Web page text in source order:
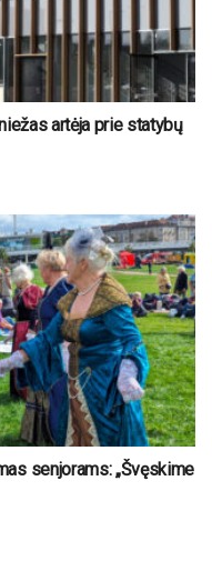
artėja prie statybų
senjorams: „Švęskime